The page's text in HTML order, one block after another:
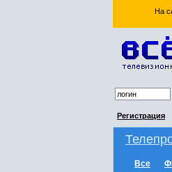
На
Регистрация
Все